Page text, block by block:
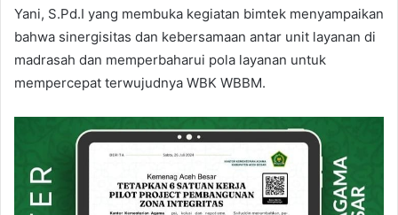
Yani, S.Pd.I yang membuka kegiatan bimtek menyampaikan
bahwa sinergisitas dan kebersamaan antar unit layanan di
madrasah dan memperbaharui pola layanan untuk
mempercepat terwujudnya WBK WBBM.